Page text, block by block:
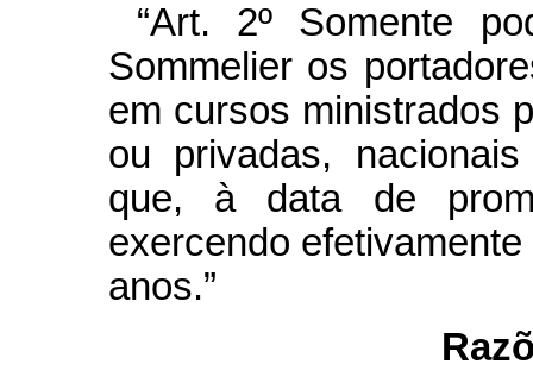
“Art. 2º Somente
Sommelier os
em cursos ministrados
ou privadas,
que, à data de
exercendo
anos.”